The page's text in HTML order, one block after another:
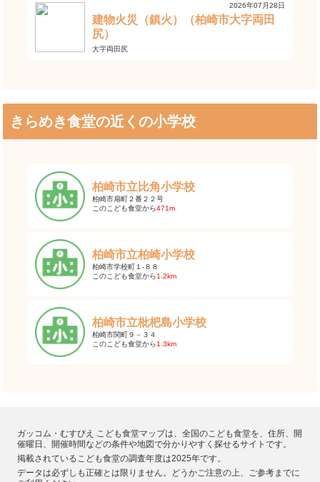
2026年07月28日
建物火災（鎮火）（柏崎市大字両田
尻）
大字両田尻
きらめき食堂の近くの小学校
柏崎市立比角小学校
柏崎市扇町２番２２号
このこども食堂から471m
柏崎市立柏崎小学校
柏崎市学校町１-８８
このこども食堂から1.2km
柏崎市立枇杷島小学校
柏崎市関町９－３４
このこども食堂から1.3km
ガッコム・むすびえ こども食堂マップは、全国のこども食堂を、住所、開
催曜日、開催時間などの条件や地図で分かりやすく探せるサイトです。
掲載されているこども食堂の調査年度は2025年です。
データは必ずしも正確とは限りません。どうかご注意の上、ご参考までに